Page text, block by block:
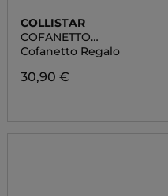
COLLISTAR
COFANETTO
IMPECCABILE MASCARA
ULTRA NERO + BASE
MASCARA
Cofanetto Regalo
30,90 €